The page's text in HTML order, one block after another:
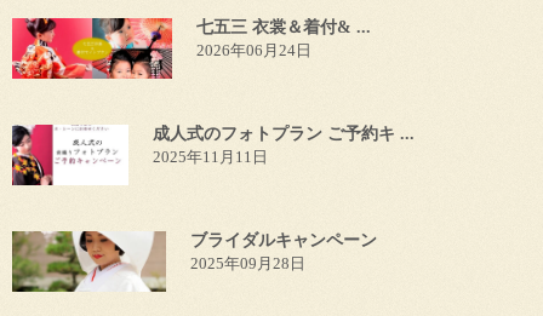
七五三 衣裳＆着付& ...
2026年06月24日
成人式のフォトプラン ご予約キ ...
2025年11月11日
ブライダルキャンペーン
2025年09月28日